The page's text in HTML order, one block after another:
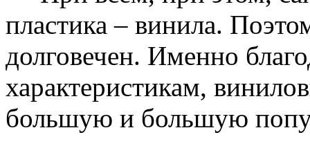
пластика – винила.
долговечен. Именно
характеристикам,
большую и большую